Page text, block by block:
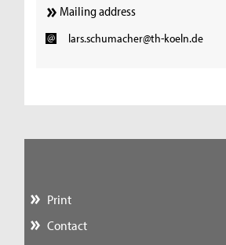
Mailing address
lars.schumacher@th-koeln.de
Print
Contact